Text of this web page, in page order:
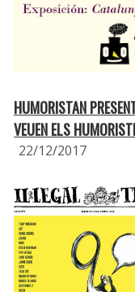
HUMORISTAN
VEUEN ELS
22/12/2017